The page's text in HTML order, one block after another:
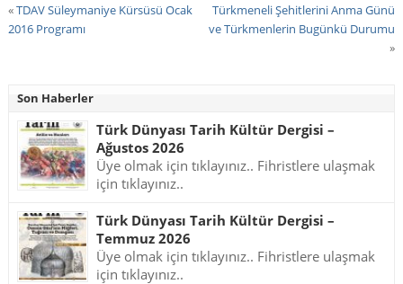
«TDAV Süleymaniye Kürsüsü Ocak
2016 Programı
Türkmeneli Şehitlerini Anma Günü
ve Türkmenlerin Bugünkü Durumu
»
Son Haberler
Türk Dünyası Tarih Kültür Dergisi –
Ağustos 2026
Üye olmak için tıklayınız.. Fihristlere ulaşmak
için tıklayınız..
Türk Dünyası Tarih Kültür Dergisi –
Temmuz 2026
Üye olmak için tıklayınız.. Fihristlere ulaşmak
için tıklayınız..